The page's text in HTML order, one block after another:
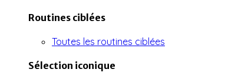
Routines ciblées
Toutes les routines ciblées
Sélection iconique